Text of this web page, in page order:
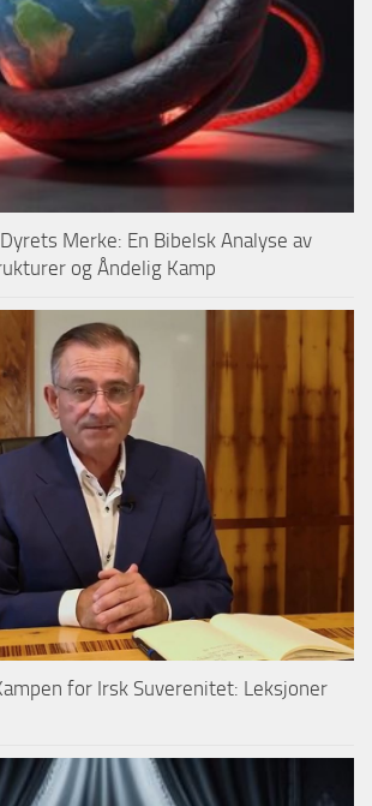
Merke: En Bibelsk Analyse av
og Åndelig Kamp
for Irsk Suverenitet: Leksjoner